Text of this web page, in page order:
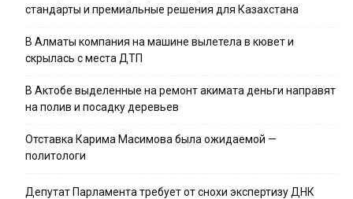
стандарты и премиальные решения для Казахстана
В Алматы компания на машине вылетела в кювет и
скрылась с места ДТП
В Актобе выделенные на ремонт акимата деньги направят
на полив и посадку деревьев
Отставка Карима Масимова была ожидаемой —
политологи
Депутат Парламента требует от снохи экспертизу ДНК